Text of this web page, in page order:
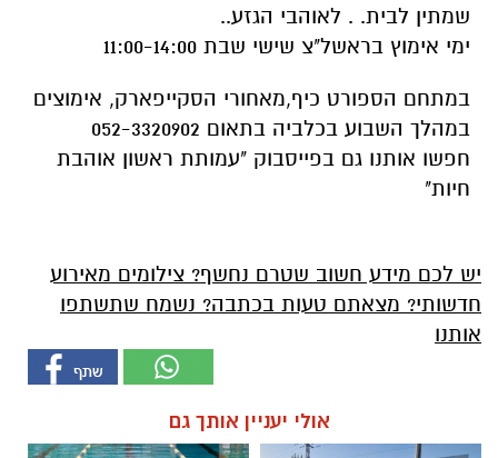
שמתין לבית. . לאוהבי הגזע..
ימי אימוץ בראשל"צ שישי שבת 11:00-14:00
במתחם הספורט כיף,מאחורי הסקייפארק, אימוצים
במהלך השבוע בכלביה בתאום 052-3320902
חפשו אותנו גם בפייסבוק "עמותת ראשון אוהבת
חיות"
יש לכם מידע חשוב שטרם נחשף? צילומים מאירוע
חדשותי? מצאתם טעות בכתבה? נשמח שתשתפו
אותנו
אולי יעניין אותך גם